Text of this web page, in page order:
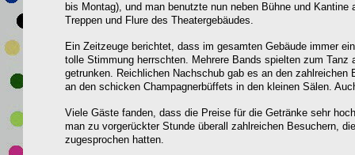
bis Montag), und man benutzte nun neben Bühne und Kantine
Treppen und Flure des Theatergebäudes.
Ein Zeitzeuge berichtet, dass im gesamten Gebäude immer
tolle Stimmung herrschten. Mehrere Bands spielten zum Tanz
getrunken. Reichlichen Nachschub gab es an den zahlreichen
an den schicken Champagnerbüffets in den kleinen Sälen.
Viele Gäste fanden, dass die Preise für die Getränke sehr
man zu vorgerückter Stunde überall zahlreichen Besuchern,
zugesprochen hatten.